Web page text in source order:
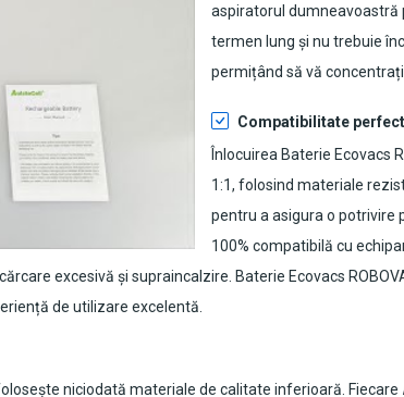
aspiratorul dumneavoastră
termen lung și nu trebuie
permițând să vă
Compatibilitate
Înlocuirea Baterie Ecovacs
1:1, folosind materiale
pentru a asigura o potrivire
100% compatibilă cu
excesivă și supraincalzire. Baterie Ecovacs
de utilizare excelentă.
niciodată materiale de calitate inferioară. Fiecare